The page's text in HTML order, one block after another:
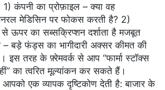
कंपनी का प्रोफ़ाइल – क्या वह
मेडिसिन पर फोकस करती है? 2)
ऊपर का सब्सक्रिप्शन दर्शाता है मजबूत
बड़े फंड्स का भागीदारी अक्सर कीमत की
इस तरह के फ़्रेमवर्क से आप “फार्मा स्टॉक्स
का त्वरित मूल्यांकन कर सकते हैं।
एक व्यापक दृष्टिकोण देती है: बाजार के